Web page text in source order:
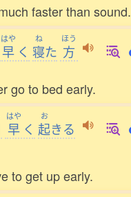
faster than sound.
はや
早 く
ね
寝た
ほう
方
go to bed early.
はや
早 く
お
起きる
to get up early.